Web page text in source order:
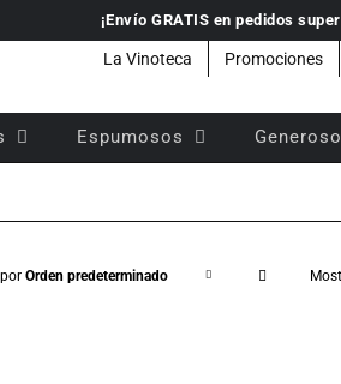
¡Envío GRATIS en pedidos
La Vinoteca Promociones
Espumosos
porOrden predeterminado